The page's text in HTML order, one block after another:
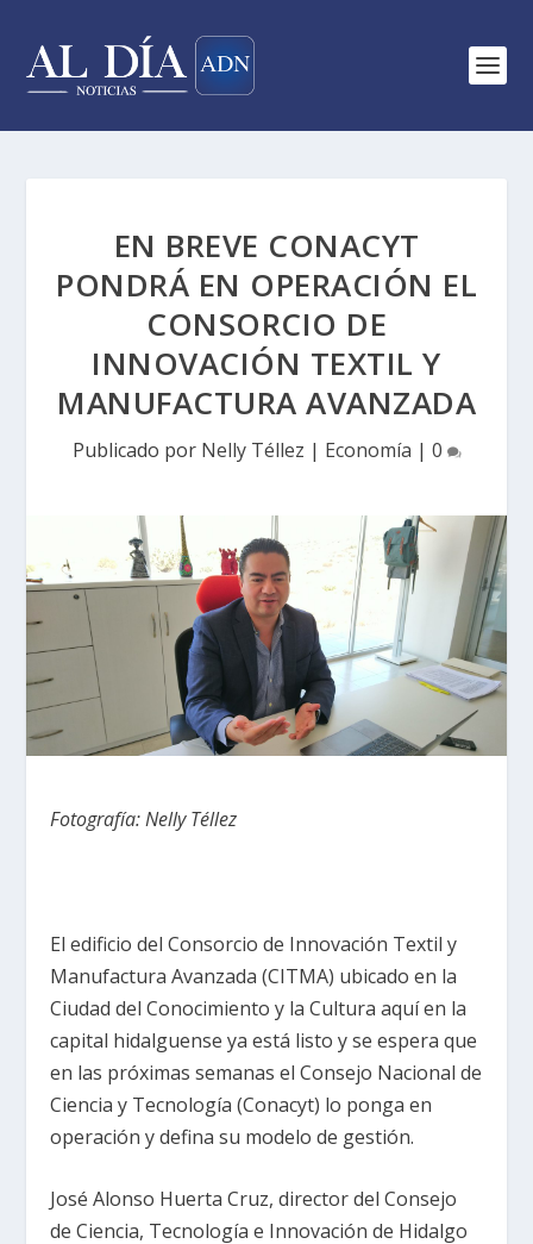
EN BREVE CONACYT
PONDRÁ EN OPERACIÓN EL
CONSORCIO DE
INNOVACIÓN TEXTIL Y
MANUFACTURA AVANZADA
Publicado por Nelly Téllez | Economía | 0
Fotografía: Nelly Téllez
El edificio del Consorcio de Innovación Textil y
Manufactura Avanzada (CITMA) ubicado en la
Ciudad del Conocimiento y la Cultura aquí en la
capital hidalguense ya está listo y se espera que
en las próximas semanas el Consejo Nacional de
Ciencia y Tecnología (Conacyt) lo ponga en
operación y defina su modelo de gestión.
José Alonso Huerta Cruz, director del Consejo
de Ciencia, Tecnología e Innovación de Hidalgo